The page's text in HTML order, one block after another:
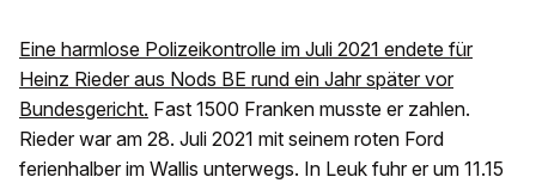
Eine harmlose Polizeikontrolle im Juli 2021 endete für
Heinz Rieder aus Nods BE rund ein Jahr später vor
Bundesgericht. Fast 1500 Franken musste er zahlen.
Rieder war am 28. Juli 2021 mit seinem roten Ford
ferienhalber im Wallis unterwegs. In Leuk fuhr er um 11.15